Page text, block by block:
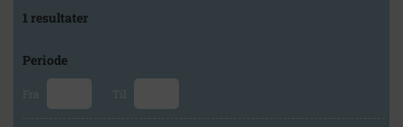
1 resultater
Periode
Fra Til